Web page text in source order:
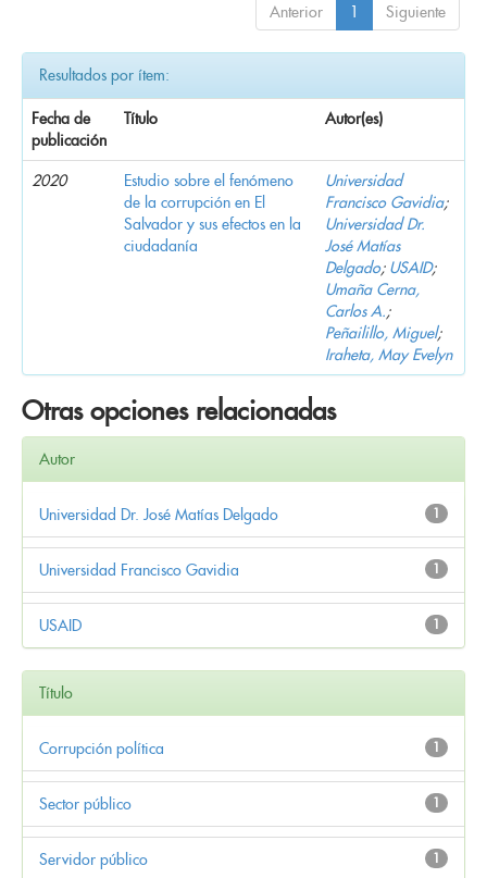
Anterior 1 Siguiente
Resultados por ítem:
Fecha de
publicación
Título Autor(es)
2020
Estudio sobre el fenómeno
de la corrupción en El
Salvador y sus efectos en la
ciudadanía
Universidad
Francisco Gavidia;
Universidad Dr.
José Matías
Delgado; USAID;
Umaña Cerna,
Carlos A.;
Peñailillo, Miguel;
Iraheta, May Evelyn
Otras opciones relacionadas
Autor
1
Universidad Dr. José Matías Delgado
1
Universidad Francisco Gavidia
1
USAID
Título
1
Corrupción política
1
Sector público
1
Servidor público